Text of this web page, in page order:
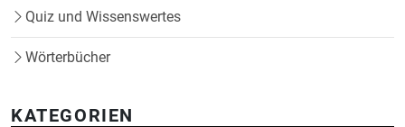
Quiz und Wissenswertes
Wörterbücher
KATEGORIEN